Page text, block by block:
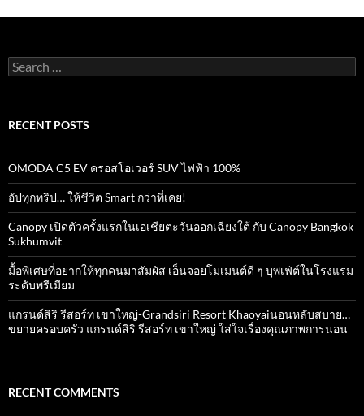
Search
for:
RECENT POSTS
OMODA C5 EV ครอสโอเวอร์ SUV ไฟฟ้า 100%
อัปทุกทริป… ให้ชีวิต Smart กว่าที่เคย!
Canopy เปิดตัวครั้งแรกในเอเชียตะวันออกเฉียงใต้ กับ Canopy Bangkok
Sukhumvit
มื้อพิเศษที่อยากให้ทุกคนมาสัมผัส เอ็นจอยโมเมนต์ดี ๆ บุพเฟ่ต์ในโรงแรม
ระดับพรีเมียม
แกรนด์สิริ​ รีสอร์ท​ เขาใหญ่​-Grandsiri​ Resort​ Khaoyaiนอนหลับสบาย…
ขยายครอบครัว แกรนด์สิริ รีสอร์ท เขาใหญ่ ใส่ใจเรื่องคุณภาพการนอน
RECENT COMMENTS